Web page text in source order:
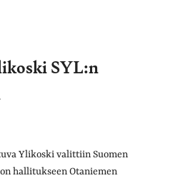
SYL:n
Ylikoski valittiin Suomen
hallitukseen Otaniemen